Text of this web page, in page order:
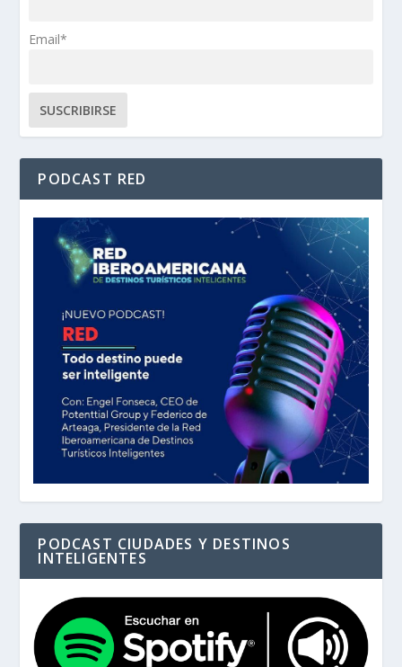
Email*
PODCAST RED
PODCAST CIUDADES Y DESTINOS
INTELIGENTES